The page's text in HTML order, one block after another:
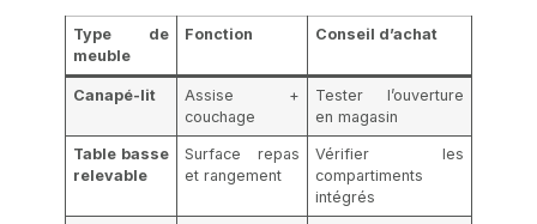
Type de
meuble
Fonction Conseil d’achat
Canapé-lit
Assise +
couchage
Tester l’ouverture
en magasin
Table basse
relevable
Surface repas
et rangement
Vérifier les
compartiments
intégrés